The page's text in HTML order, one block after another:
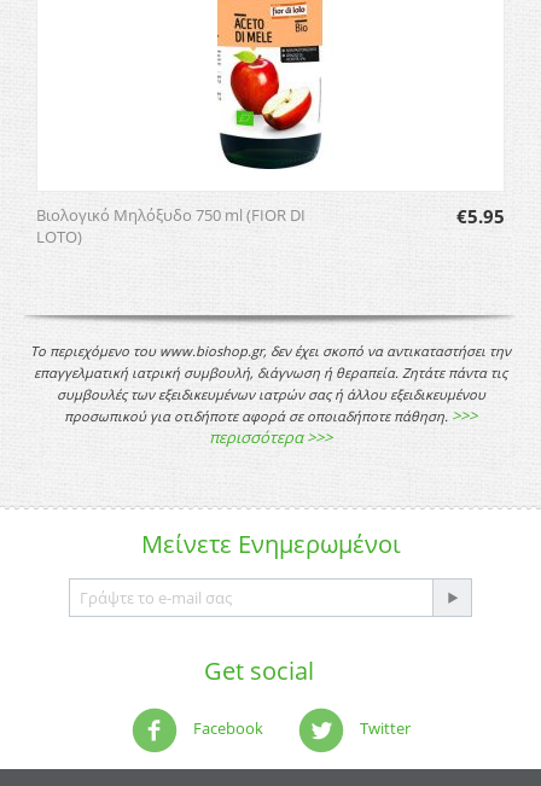
Βιολογικό Μηλόξυδο 750 ml (FIOR DI
LOTO)
€5.95
Το περιεχόμενο του www.bioshop.gr, δεν έχει σκοπό να αντικαταστήσει την
επαγγελματική ιατρική συμβουλή, διάγνωση ή θεραπεία. Ζητάτε πάντα τις
συμβουλές των εξειδικευμένων ιατρών σας ή άλλου εξειδικευμένου
προσωπικού για οτιδήποτε αφορά σε οποιαδήποτε πάθηση. >>>
περισσότερα >>>
Μείνετε Ενημερωμένοι
Get social
Facebook Twitter